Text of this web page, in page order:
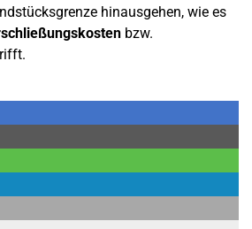
hinausgehen, wie es
bzw.